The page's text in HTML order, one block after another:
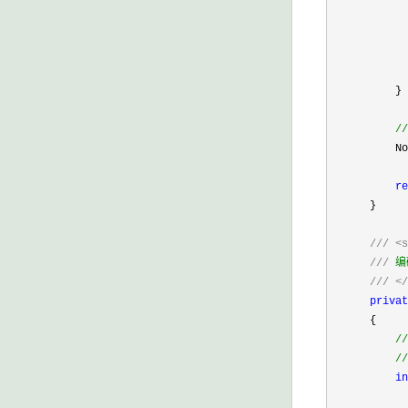
          }
//
      }
///
///
/// </
      {
//
//